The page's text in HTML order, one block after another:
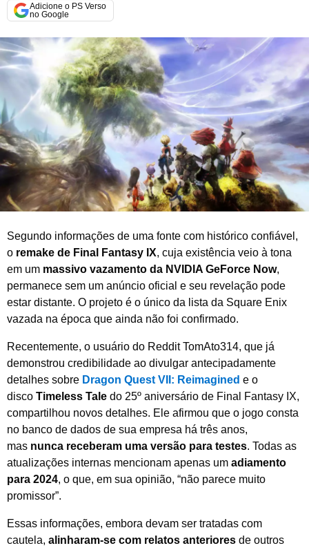
s
e
m
b
r
o
d
e
0
2
Adicione o PS Verso
no Google
Segundo informações de uma fonte com histórico confiável,
o remake de Final Fantasy IX, cuja existência veio à tona
em um massivo vazamento da NVIDIA GeForce Now,
permanece sem um anúncio oficial e seu revelação pode
estar distante. O projeto é o único da lista da Square Enix
vazada na época que ainda não foi confirmado.
Recentemente, o usuário do Reddit TomAto314, que já
demonstrou credibilidade ao divulgar antecipadamente
detalhes sobre Dragon Quest VII: Reimagined e o
disco Timeless Tale do 25º aniversário de Final Fantasy IX,
compartilhou novos detalhes. Ele afirmou que o jogo consta
no banco de dados de sua empresa há três anos,
mas nunca receberam uma versão para testes. Todas as
atualizações internas mencionam apenas um adiamento
para 2024, o que, em sua opinião, “não parece muito
promissor”.
Essas informações, embora devam ser tratadas com
cautela, alinharam-se com relatos anteriores de outros